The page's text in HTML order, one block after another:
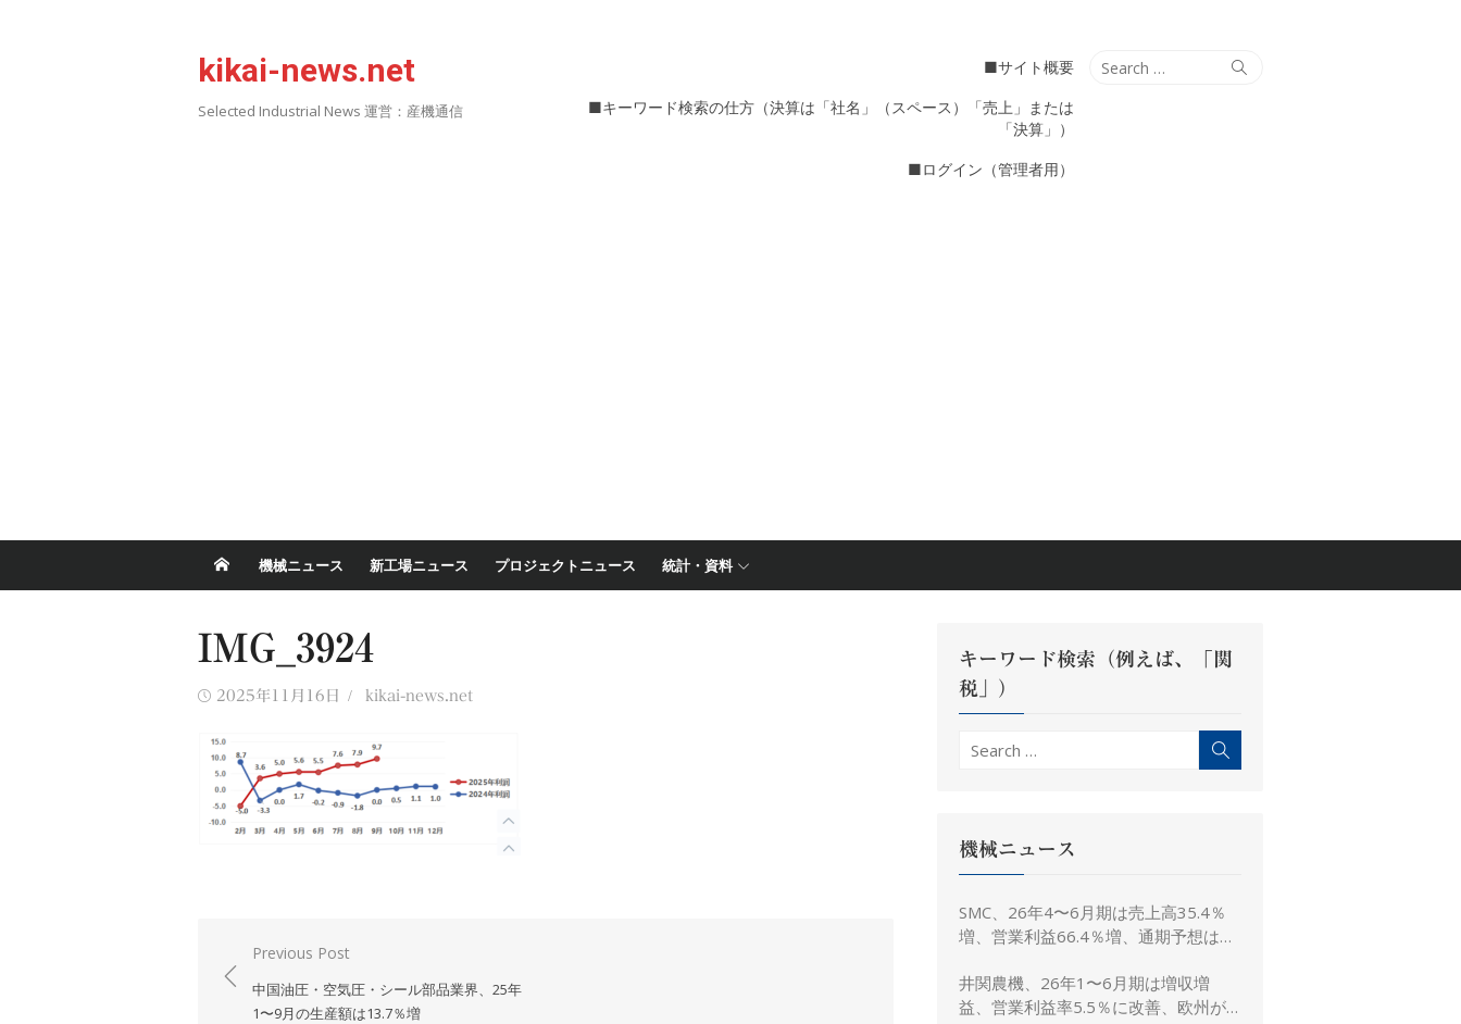
kikai-news.net
Selected Industrial News 運営：産機通信
Search
Search
■サイト概要
■キーワード検索の仕方（決算は「社名」（スペース）「売上」または
「決算」）
■ログイン（管理者用）
機械ニュース 新工場ニュース プロジェクトニュース 統計・資料
IMG_3924
Posted
2025年11月16日 Author
kikai-news.net
稿
Previous Post
中国油圧・空気圧・シール部品業界、25年
1〜9月の生産額は13.7％増
キーワード検索（例えば、「関
税」）
Search
機械ニュース
SMC、26年4〜6月期は売上高35.4％
増、営業利益66.4％増、通期予想は据
井関農機、26年1〜6月期は増収増
益、営業利益率5.5％に改善、欧州が